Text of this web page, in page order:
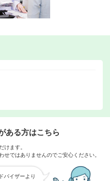
ある方はこちら
けます。
ではありませんのでご安心ください。
バイザーより